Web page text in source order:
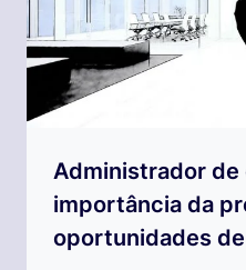
Administrador de
importância da
oportunidades